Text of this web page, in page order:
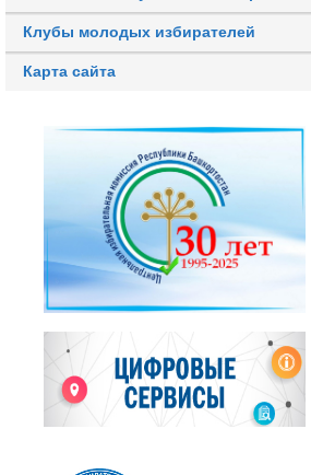
Клубы молодых избирателей
Карта сайта